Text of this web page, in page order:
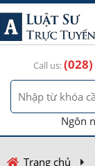
Call us:
Ngôn
Trang chủ